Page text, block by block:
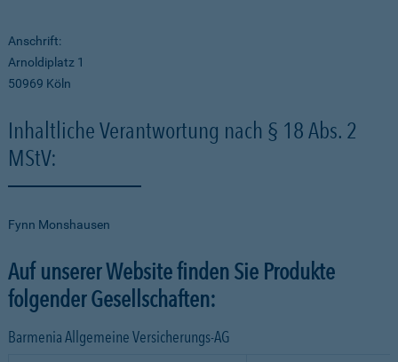
Anschrift:
Arnoldiplatz 1
50969 Köln
Inhaltliche Verantwortung nach § 18 Abs. 2
MStV:
Fynn Monshausen
Auf unserer Website finden Sie Produkte
folgender Gesellschaften:
Barmenia Allgemeine Versicherungs-AG